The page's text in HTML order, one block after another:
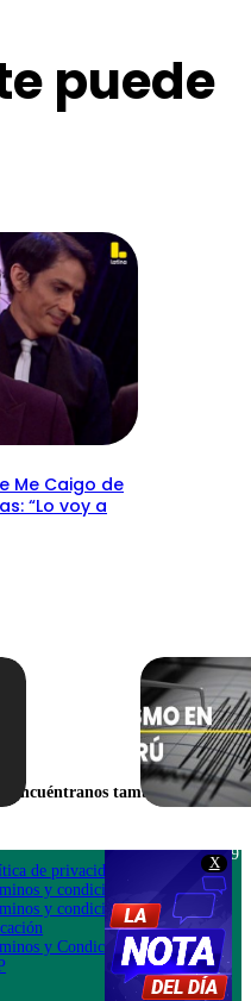
X
puede
Me Caigo de
“Lo voy a
Encuéntranos también en
de privacidad
y condiciones
y condiciones
y Condiciones
Teléfono: 219
Av. San
Felipe 968
Jesús María